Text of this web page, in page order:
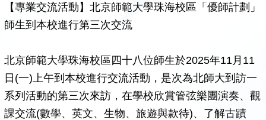
【專業交流活動】北京師範大學珠海校區「優師計劃」
師生到本校進行第三次交流
北京師範大學珠海校區四十八位師生於2025年11月11
日(一)上午到本校進行交流活動，是次為北師大到訪一
系列活動的第三次來訪，在學校欣賞管弦樂團演奏、觀
課交流(數學、英文、生物、旅遊與款待)、了解古蹟